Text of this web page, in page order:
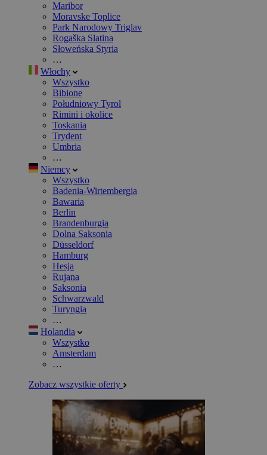
Maribor
Moravske Toplice
Park Narodowy Triglav
Rogaška Slatina
Słoweńska Styria
…
Włochy
Wszystko
Bibione
Południowy Tyrol
Rimini i okolice
Toskania
Trydent
Umbria
…
Niemcy
Wszystko
Badenia-Wirtembergia
Bawaria
Berlin
Brandenburgia
Dolna Saksonia
Düsseldorf
Hamburg
Hesja
Rujana
Saksonia
Schwarzwald
Turyngia
…
Holandia
Wszystko
Amsterdam
…
Zobacz wszystkie oferty